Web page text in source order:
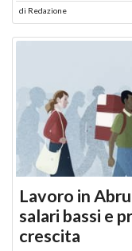
di Redazione
Lavoro in
salari bassi e
crescita